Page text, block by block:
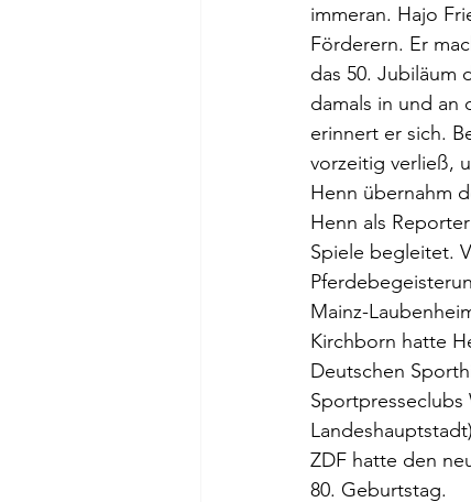
immeran. Hajo
Förderern. Er
das 50. Jubiläum
damals in und an
erinnert er sich.
vorzeitig verließ,
Henn übernahm
Henn als
Spiele begleitet.
Mainz-
Kirchborn hatte
Deutschen
Sportpresseclubs
ZDF hatte den
80. Geburtstag.